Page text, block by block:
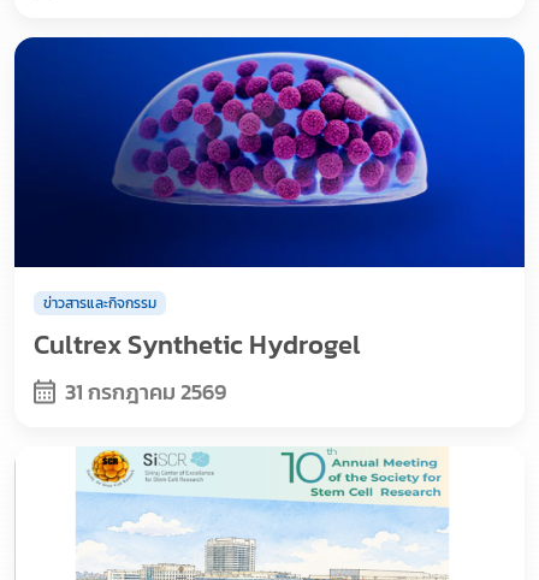
ข่าวสารและกิจกรรม
Cultrex Synthetic Hydrogel
31 กรกฎาคม 2569